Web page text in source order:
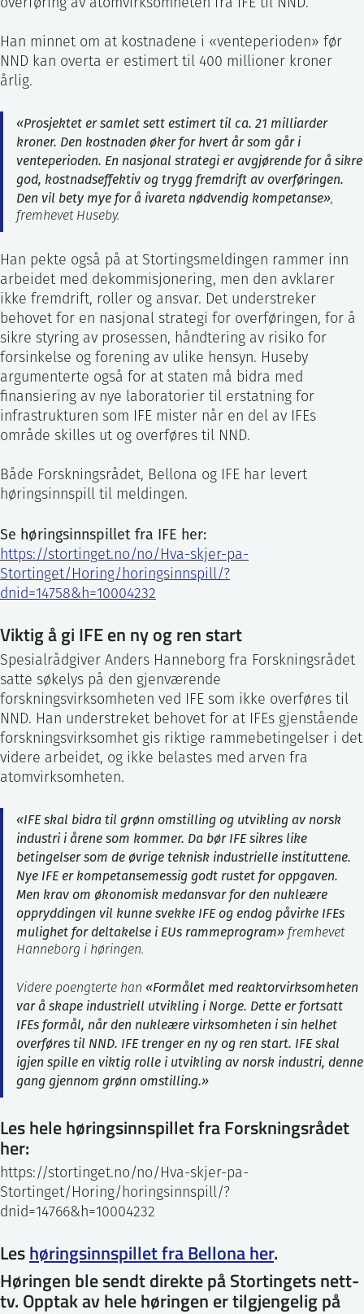
overføring av atomvirksomheten fra IFE til NND.
Han minnet om at kostnadene i «venteperioden» før
NND kan overta er estimert til 400 millioner kroner
årlig.
«Prosjektet er samlet sett estimert til ca. 21 milliarder
kroner. Den kostnaden øker for hvert år som går i
venteperioden. En nasjonal strategi er avgjørende for å sikre
god, kostnadseffektiv og trygg fremdrift av overføringen.
Den vil bety mye for å ivareta nødvendig kompetanse»,
fremhevet Huseby.
Han pekte også på at Stortingsmeldingen rammer inn
arbeidet med dekommisjonering, men den avklarer
ikke fremdrift, roller og ansvar. Det understreker
behovet for en nasjonal strategi for overføringen, for å
sikre styring av prosessen, håndtering av risiko for
forsinkelse og forening av ulike hensyn. Huseby
argumenterte også for at staten må bidra med
finansiering av nye laboratorier til erstatning for
infrastrukturen som IFE mister når en del av IFEs
område skilles ut og overføres til NND.
Både Forskningsrådet, Bellona og IFE har levert
høringsinnspill til meldingen.
Se høringsinnspillet fra IFE her:
https://stortinget.no/no/Hva-skjer-pa-
Stortinget/Horing/horingsinnspill/?
dnid=14758&h=10004232
Viktig å gi IFE en ny og ren start
Spesialrådgiver Anders Hanneborg fra Forskningsrådet
satte søkelys på den gjenværende
forskningsvirksomheten ved IFE som ikke overføres til
NND. Han understreket behovet for at IFEs gjenstående
forskningsvirksomhet gis riktige rammebetingelser i det
videre arbeidet, og ikke belastes med arven fra
atomvirksomheten.
«IFE skal bidra til grønn omstilling og utvikling av norsk
industri i årene som kommer. Da bør IFE sikres like
betingelser som de øvrige teknisk industrielle instituttene.
Nye IFE er kompetansemessig godt rustet for oppgaven.
Men krav om økonomisk medansvar for den nukleære
oppryddingen vil kunne svekke IFE og endog påvirke IFEs
mulighet for deltakelse i EUs rammeprogram» fremhevet
Hanneborg i høringen.
Videre poengterte han «Formålet med reaktorvirksomheten
var å skape industriell utvikling i Norge. Dette er fortsatt
IFEs formål, når den nukleære virksomheten i sin helhet
overføres til NND. IFE trenger en ny og ren start. IFE skal
igjen spille en viktig rolle i utvikling av norsk industri, denne
gang gjennom grønn omstilling.»
Les hele høringsinnspillet fra Forskningsrådet
her:
https://stortinget.no/no/Hva-skjer-pa-
Stortinget/Horing/horingsinnspill/?
dnid=14766&h=10004232
Leshøringsinnspillet fra Bellona her.
Høringen ble sendt direkte på Stortingets nett-
tv. Opptak av hele høringen er tilgjengelig på